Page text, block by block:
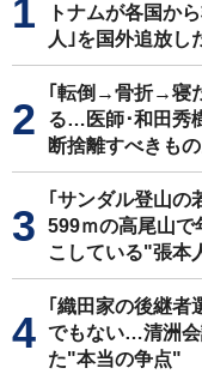
トナムが各国か
人｣を国外追放し
｢転倒→骨折→寝
る…医師･和田秀
断捨離すべきも
｢サンダル登山
599ｍの高尾山で
こしている"張本
｢織田家の後継者
でもない…清洲会
た"本当の争点"